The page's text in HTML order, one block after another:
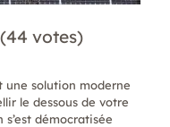
votes)
une solution moderne
le dessous de votre
démocratisée